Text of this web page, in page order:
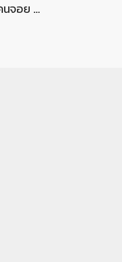
Silicone Joy ซิลิโคนจอย Xbox Series X / S ซิลิโคนเนื้อนุ่ม กระชับ สำหรับใส่จอย Xbox รุ่นใหม่ Series X และ S